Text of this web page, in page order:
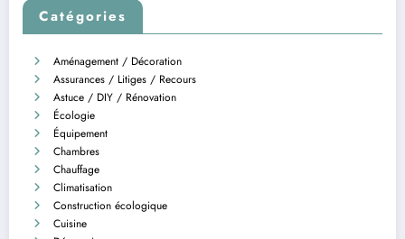
Catégories
Aménagement / Décoration
Assurances / Litiges / Recours
Astuce / DIY / Rénovation
Écologie
Équipement
Chambres
Chauffage
Climatisation
Construction écologique
Cuisine